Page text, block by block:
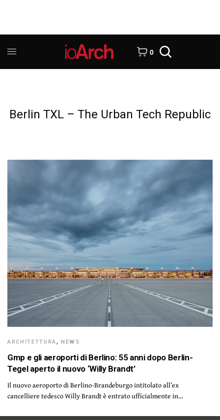
0
Berlin TXL – The Urban Tech Republic
ARCHITETTURA,NEWS
Gmp e gli aeroporti di Berlino: 55 anni dopo Berlin-
Tegel aperto il nuovo ‘Willy Brandt’
Il nuovo aeroporto di Berlino-Brandeburgo intitolato all’ex
cancelliere tedesco Willy Brandt è entrato ufficialmente in…